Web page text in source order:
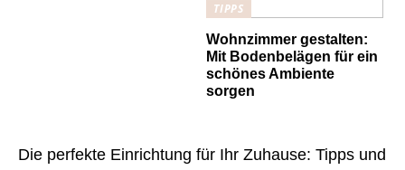
TIPPS
Wohnzimmer gestalten:
Mit Bodenbelägen für ein
schönes Ambiente
sorgen
Die perfekte Einrichtung für Ihr Zuhause: Tipps und